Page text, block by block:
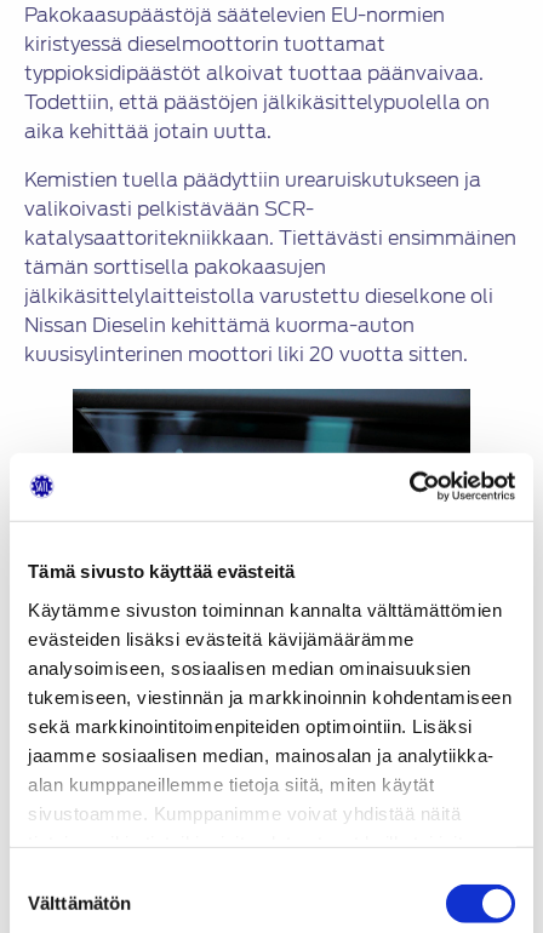
Tämä sivusto käyttää evästeitä
Käytämme sivuston toiminnan kannalta välttämättömien
evästeiden lisäksi evästeitä kävijämäärämme
analysoimiseen, sosiaalisen median ominaisuuksien
tukemiseen, viestinnän ja markkinoinnin kohdentamiseen
sekä markkinointitoimenpiteiden optimointiin. Lisäksi
jaamme sosiaalisen median, mainosalan ja analytiikka-
alan kumppaneillemme tietoja siitä, miten käytät
sivustoamme. Kumppanimme voivat yhdistää näitä
valinta
Välttämätön
Pakokaasupäästöjä säätelevien EU-normien
kiristyessä dieselmoottorin tuottamat
typpioksidipäästöt alkoivat tuottaa päänvaivaa.
Todettiin, että päästöjen jälkikäsittelypuolella on
aika kehittää jotain uutta.
Kemistien tuella päädyttiin urearuiskutukseen ja
valikoivasti pelkistävään SCR-
katalysaattoritekniikkaan. Tiettävästi ensimmäinen
tämän sorttisella pakokaasujen
jälkikäsittelylaitteistolla varustettu dieselkone oli
Nissan Dieselin kehittämä kuorma-auton
kuusisylinterinen moottori liki 20 vuotta sitten.
AdBlue-urealiuoksen määrä ilmoitetaan
graafisen keskinäytön ylimmän palkin
välityksellä (kuva: Volvo Trucks).
Sittemmin AdBlue-urearuiskutuksesta ja siihen
liittyvästä SCR-katalysaattoritekniikasta onkin
tullut dieselmoottorin pelastus. SCR-tekniikassa
pelkistämisestä, jossa vettä (67,5 %) ja ureaa (32,5